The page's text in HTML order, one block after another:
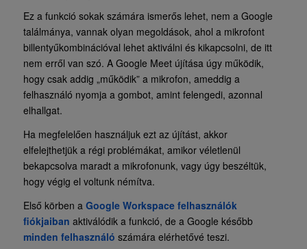
Ez a funkció sokak számára ismerős lehet, nem a Google
találmánya, vannak olyan megoldások, ahol a mikrofont
billentyűkombinációval lehet aktiválni és kikapcsolni, de itt
nem erről van szó. A Google Meet újítása úgy működik,
hogy csak addig „működik” a mikrofon, ameddig a
felhasználó nyomja a gombot, amint felengedi, azonnal
elhallgat.
Ha megfelelően használjuk ezt az újítást, akkor
elfelejthetjük a régi problémákat, amikor véletlenül
bekapcsolva maradt a mikrofonunk, vagy úgy beszéltük,
hogy végig el voltunk némítva.
Első körben a Google Workspace felhasználók
fiókjaiban aktiválódik a funkció, de a Google később
minden felhasználó számára elérhetővé teszi.